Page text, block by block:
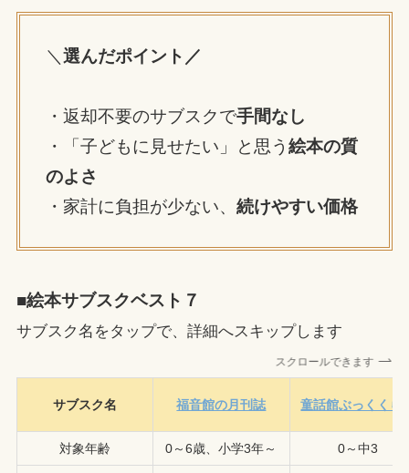
＼選んだポイント／
・返却不要のサブスクで手間なし
・「子どもに見せたい」と思う絵本の質
のよさ
・家計に負担が少ない、続けやすい価格
■絵本サブスクベスト７
サブスク名をタップで、詳細へスキップします
スクロールできます
サブスク名 福音館の月刊誌 童話館ぶっくくら
対象年齢 0～6歳、小学3年～ 0～中3